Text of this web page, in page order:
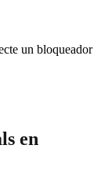
un bloqueador
en